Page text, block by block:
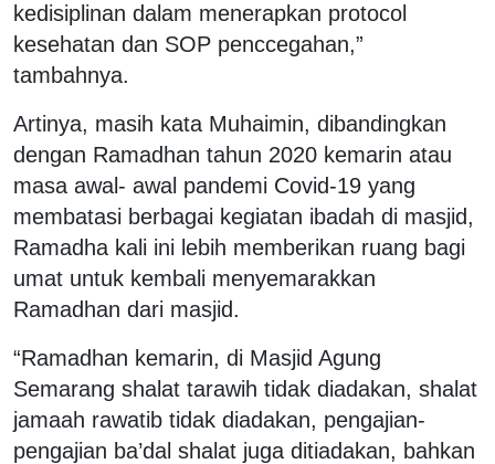
kedisiplinan dalam menerapkan protocol
kesehatan dan SOP penccegahan,”
tambahnya.
Artinya, masih kata Muhaimin, dibandingkan
dengan Ramadhan tahun 2020 kemarin atau
masa awal- awal pandemi Covid-19 yang
membatasi berbagai kegiatan ibadah di masjid,
Ramadha kali ini lebih memberikan ruang bagi
umat untuk kembali menyemarakkan
Ramadhan dari masjid.
“Ramadhan kemarin, di Masjid Agung
Semarang shalat tarawih tidak diadakan, shalat
jamaah rawatib tidak diadakan, pengajian-
pengajian ba’dal shalat juga ditiadakan, bahkan